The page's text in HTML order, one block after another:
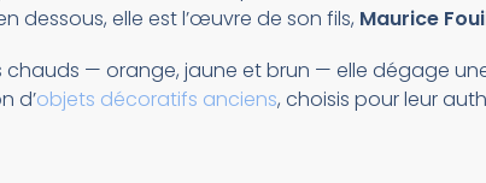
dessous, elle est l’œuvre de son fils, Maurice
— orange, jaune et brun — elle dégage
d’objets décoratifs anciens, choisis pour leur